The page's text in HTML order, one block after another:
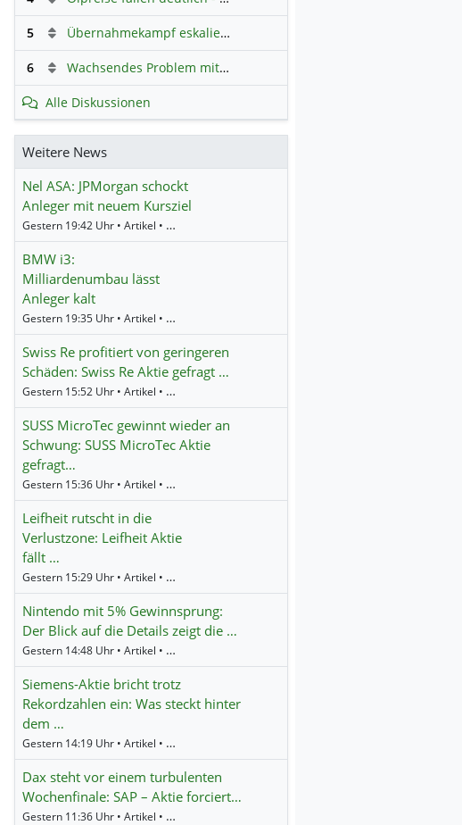
5 Übernahmekampf eskaliert: Wird die Commerzbank italienisch?
6 Wachsendes Problem mit kriminellen Kunden im Online-Handel
Alle Diskussionen
Weitere News
Nel ASA: JPMorgan schockt
Anleger mit neuem Kursziel
Gestern 19:42 Uhr • Artikel • BörsenNEWS.de
BMW i3:
Milliardenumbau lässt
Anleger kalt
Gestern 19:35 Uhr • Artikel • BörsenNEWS.de
Swiss Re profitiert von geringeren
Schäden: Swiss Re Aktie gefragt …
Gestern 15:52 Uhr • Artikel • BörsenNEWS.de
SUSS MicroTec gewinnt wieder an
Schwung: SUSS MicroTec Aktie
gefragt…
Gestern 15:36 Uhr • Artikel • BörsenNEWS.de
Leifheit rutscht in die
Verlustzone: Leifheit Aktie
fällt …
Gestern 15:29 Uhr • Artikel • BörsenNEWS.de
Nintendo mit 5% Gewinnsprung:
Der Blick auf die Details zeigt die …
Gestern 14:48 Uhr • Artikel • BörsenNEWS.de
Siemens-Aktie bricht trotz
Rekordzahlen ein: Was steckt hinter
dem …
Gestern 14:19 Uhr • Artikel • BörsenNEWS.de
Dax steht vor einem turbulenten
Wochenfinale: SAP – Aktie forciert…
Gestern 11:36 Uhr • Artikel • BörsenNEWS.de